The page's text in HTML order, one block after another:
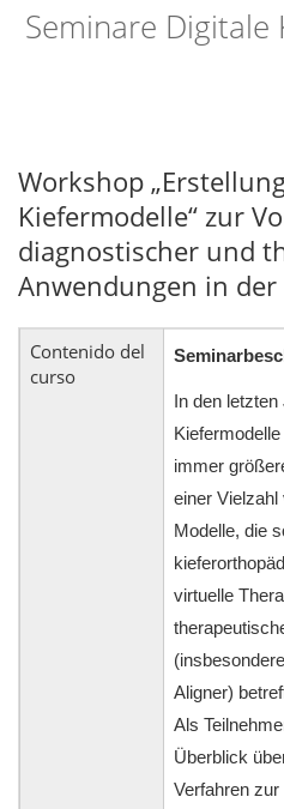
Seminare
Workshop
Kiefermodelle“ zur
diagnostischer und
Anwendungen in
Contenido del
curso
In den
immer
einer Vielzahl
Modelle, die
virtuelle
Aligner)
Als
Überblick
Verfahren